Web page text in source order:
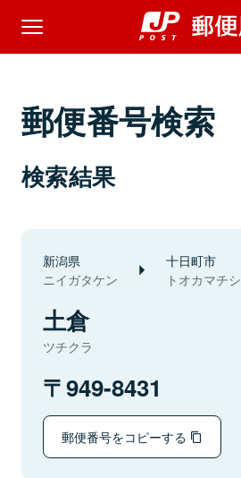
郵便番号検索
検索結果
新潟県
ニイガタケン
十日町市
トオカマチシ
土倉
ツチクラ
949-8431
郵便番号をコピーする